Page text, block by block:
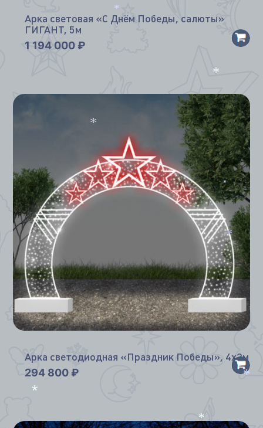
Арка световая «С Днём Победы, салюты»
ГИГАНТ, 5м
1 194 000 ₽
Арка светодиодная «Праздник Победы», 4х3м
294 800 ₽
*
*
*
*